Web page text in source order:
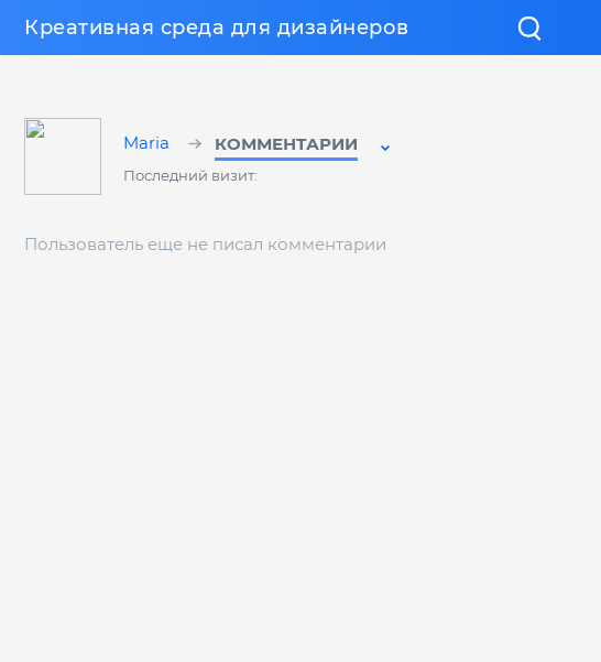
Креативная среда для дизайнеров
Maria
Последний визит:
КОММЕНТАРИИ
Пользователь еще не писал комментарии